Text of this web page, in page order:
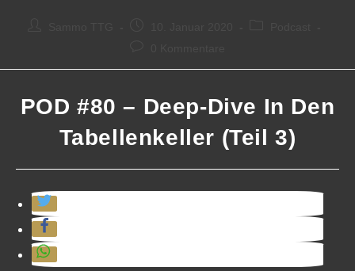
POD #80 – Deep-Dive In Den
Tabellenkeller (Teil 3)